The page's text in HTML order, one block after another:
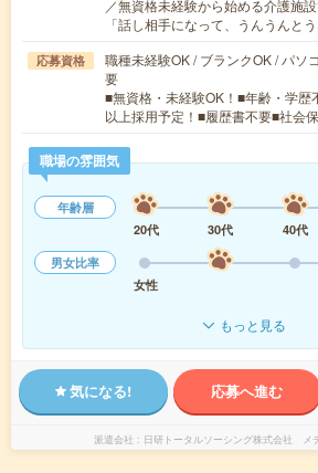
／無資格未経験から始める介護施
「話し相手になって、うんうんと
応募資格
職種未経験OK / ブランクOK / パソ
要
■無資格・未経験OK！■年齢・学歴
以上採用予定！■履歴書不要■社会
職場の雰囲気
年齢層
20代
30代 40代
男女比率
女性
もっと見る
気になる! 応募へ進む
派遣会社 日研トータルソーシング株式会社 メ